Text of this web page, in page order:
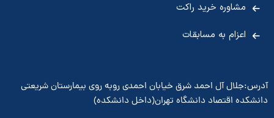
مشاوره خرید راکت
اعزام به مسابقات
آدرس:جلال آل احمد شرق خیابان احمدی روبه روی بیمارستان شریعتی
دانشکده اقتصاد دانشگاه تهران(داخل دانشکده)